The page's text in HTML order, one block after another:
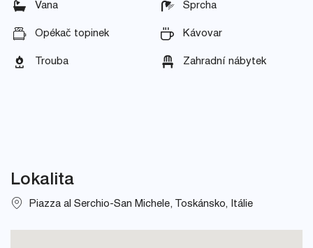
Vana Sprcha
Opékač topinek Kávovar
Trouba Zahradní nábytek
Lokalita
Piazza al Serchio-San Michele, Toskánsko, Itálie